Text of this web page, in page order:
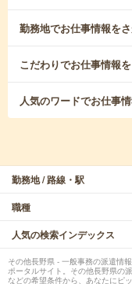
勤務地でお仕事情報を
こだわりでお仕事情報
人気のワードでお仕事
勤務地 / 路線・駅
職種
人気の検索インデックス
その他長野県 - 一般事務の派遣情
ポータルサイト。その他長野県の
などの希望条件から、あなたにピ